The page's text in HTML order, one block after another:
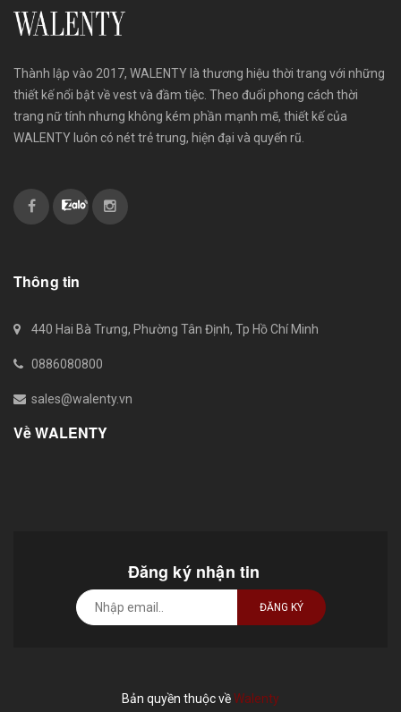
Thành lập vào 2017, WALENTY là thương hiệu thời trang với những
thiết kế nổi bật về vest và đầm tiệc. Theo đuổi phong cách thời
trang nữ tính nhưng không kém phần mạnh mẽ, thiết kế của
WALENTY luôn có nét trẻ trung, hiện đại và quyến rũ.
Thông tin
440 Hai Bà Trưng, Phường Tân Định, Tp Hồ Chí Minh
0886080800
sales@walenty.vn
Về WALENTY
Đăng ký nhận tin
ĐĂNG KÝ
Bản quyền thuộc vềWalenty